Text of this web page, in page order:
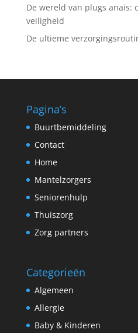
De wereld van plugs anais:
veiligheid
De ultieme
Pagina’s
Buurtbemiddeling
Contact
Home
Mantelzorgers
Seniorenhulp
Thuiszorg
Zorg partners
Categorieën
Algemeen
Allergie
Baby & Kinderen